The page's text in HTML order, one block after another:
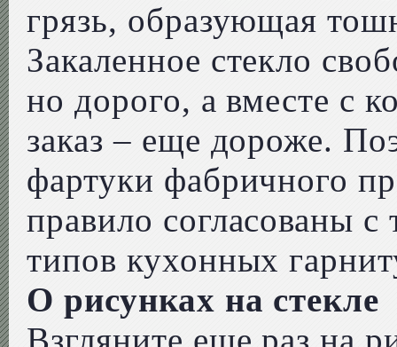
грязь, образующая
Закаленное стекло
но дорого, а вместе с
заказ – еще дороже.
фартуки фабричного
правило согласованы
типов кухонных
О рисунках на стекле